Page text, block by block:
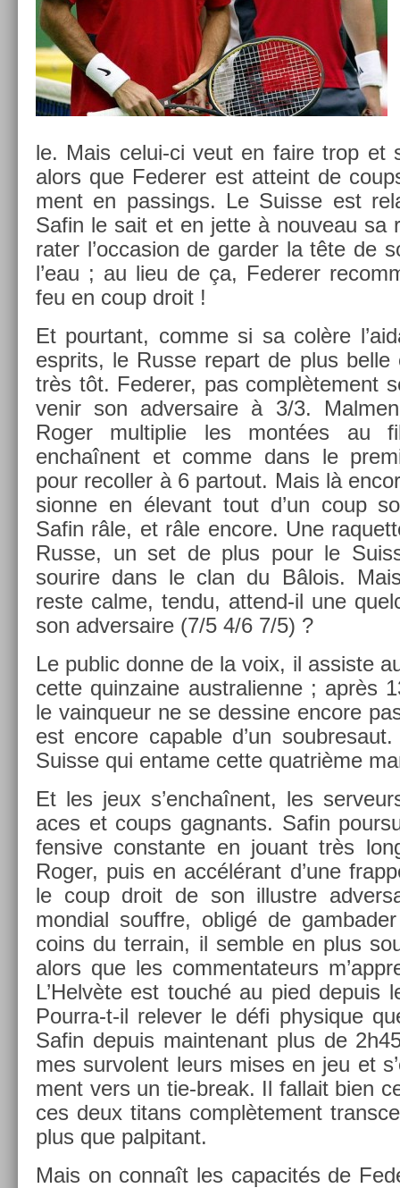
le. Mais celui-ci veut en faire trop et
alors que Feder­er est at­teint de
ment en pass­ings. Le Suis­se est
Safin le sait et en jette à nouveau sa
rater l’oc­cas­ion de gard­er la tête de
l’eau ; au lieu de ça, Feder­er
feu en coup droit !
Et pour­tant, comme si sa colère
esprits, le Russe re­part de plus belle
très tôt. Feder­er, pas com­plète­ment
venir son ad­versaire à 3/3.
Roger multi­plie les montées au
enchaînent et comme dans le
pour re­coll­er à 6 par­tout. Mais là
sion­ne en élevant tout d’un coup
Safin râle, et râle en­core. Une
Russe, un set de plus pour le
sourire dans le clan du Bâlois.
reste calme, tendu, attend-il une
son ad­versaire (7/5 4/6 7/5) ?
Le pub­lic donne de la voix, il as­sis­te
cette quin­zaine australien­ne ; après
le vain­queur ne se de­ssine en­core
est en­core cap­able d’un
Suis­se qui en­tame cette quat­rième
Et les jeux s’enchaînent, les
aces et coups gag­nants. Safin
fensive con­stan­te en jouant très
Roger, puis en accélérant d’une
le coup droit de son il­lustre
mon­di­al souffre, obligé de
coins du ter­rain, il semble en plus
alors que les com­men­tateurs
L’Helvète est touché au pied de­puis
Pourra-t-il re­lev­er le défi physique
Safin de­puis main­tenant plus de
mes sur­volent leurs mises en jeu et
ment vers un tie-break. Il fal­lait bien
ces deux titans com­plète­ment
plus que pal­pitant.
Mais on connaît les capacités de